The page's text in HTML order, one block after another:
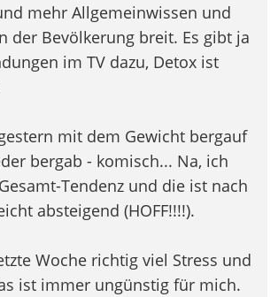
mehr Allgemeinwissen und
der Bevölkerung breit. Es gibt ja
im TV dazu, Detox ist
mit dem Gewicht bergauf
bergab - komisch... Na, ich
Tendenz und die ist nach
absteigend (HOFF!!!!).
Woche richtig viel Stress und
ist immer ungünstig für mich.